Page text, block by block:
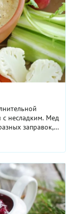
заправок,